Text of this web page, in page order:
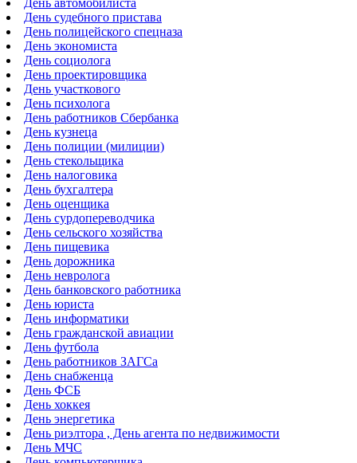
День автомобилиста
День судебного пристава
День полицейского спецназа
День экономиста
День социолога
День проектировщика
День участкового
День психолога
День работников Сбербанка
День кузнеца
День полиции (милиции)
День стекольщика
День налоговика
День бухгалтера
День оценщика
День сурдопереводчика
День сельского хозяйства
День пищевика
День дорожника
День невролога
День банковского работника
День юриста
День информатики
День гражданской авиации
День футбола
День работников ЗАГСа
День снабженца
День ФСБ
День хоккея
День энергетика
День риэлтора , День агента по недвижимости
День МЧС